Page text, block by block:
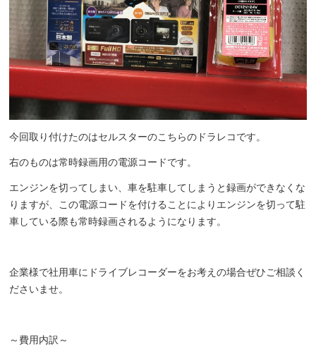
今回取り付けたのはセルスターのこちらのドラレコです。
右のものは常時録画用の電源コードです。
エンジンを切ってしまい、車を駐車してしまうと録画ができなくな
りますが、この電源コードを付けることによりエンジンを切って駐
車している際も常時録画されるようになります。
企業様で社用車にドライブレコーダーをお考えの場合ぜひご相談く
ださいませ。
～費用内訳～